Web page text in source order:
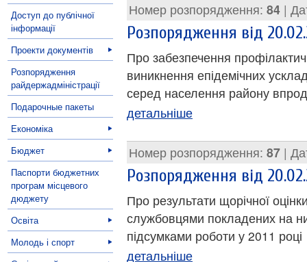
Доступ до публічної
інформації
Проекти документів
Розпорядження
райдержадміністрації
Подарочные пакеты
Економіка
Бюджет
Паспорти бюджетних
програм місцевого
дюджету
Освіта
Молодь і спорт
Номер розпорядження: 84 |
Розпорядження від
Про забезпечення
виникнення епідемічних
серед населення району
детальніше
Номер розпорядження: 87 |
Розпорядження від
Про результати щорічної
службовцями покладених на
підсумками роботи у 2011 році
детальніше